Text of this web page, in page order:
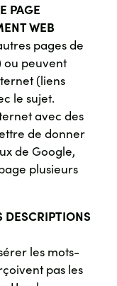
PAGE
WEB
pages de
ou peuvent
(liens
le sujet.
avec des
de donner
de Google,
plusieurs
DESCRIPTIONS
les mots-
pas les